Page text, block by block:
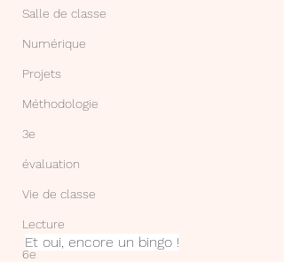
Salle de classe
Numérique
Projets
Méthodologie
3e
évaluation
Vie de classe
Lecture
6e
Et oui, encore un bingo !